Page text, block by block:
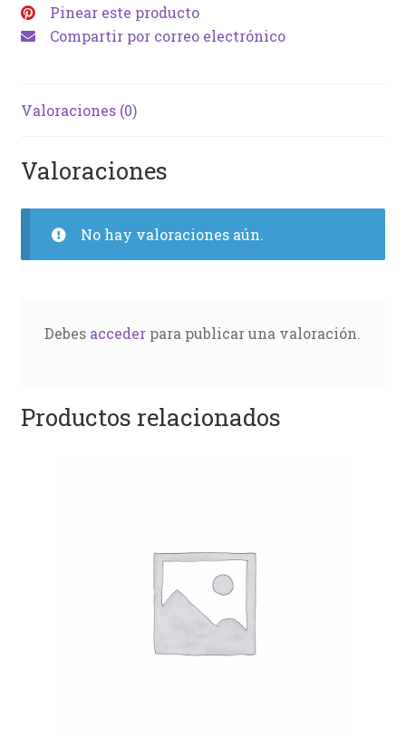
Pinear este producto
Compartir por correo electrónico
Valoraciones (0)
Valoraciones
No hay valoraciones aún.
Debes accederpara publicar una valoración.
Productos relacionados